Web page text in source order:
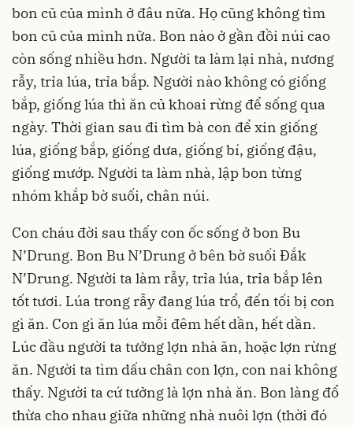
bon cũ của mình ở đâu nữa. Họ cũng không tìm
bon cũ của mình nữa. Bon nào ở gần đồi núi cao
còn sống nhiều hơn. Người ta làm lại nhà, nương
rẫy, trỉa lúa, trỉa bắp. Người nào không có giống
bắp, giống lúa thì ăn củ khoai rừng để sống qua
ngày. Thời gian sau đi tìm bà con để xin giống
lúa, giống bắp, giống dưa, giống bí, giống đậu,
giống mướp. Người ta làm nhà, lập bon từng
nhóm khắp bờ suối, chân núi.
Con cháu đời sau thấy con ốc sống ở bon Bu
N’Drung. Bon Bu N’Drung ở bên bờ suối Đắk
N’Drung. Người ta làm rẫy, trỉa lúa, trỉa bắp lên
tốt tươi. Lúa trong rẫy đang lúa trổ, đến tối bị con
gì ăn. Con gì ăn lúa mỗi đêm hết dần, hết dần.
Lúc đầu người ta tưởng lợn nhà ăn, hoặc lợn rừng
ăn. Người ta tìm dấu chân con lợn, con nai không
thấy. Người ta cứ tưởng là lợn nhà ăn. Bon làng đổ
thừa cho nhau giữa những nhà nuôi lợn (thời đó